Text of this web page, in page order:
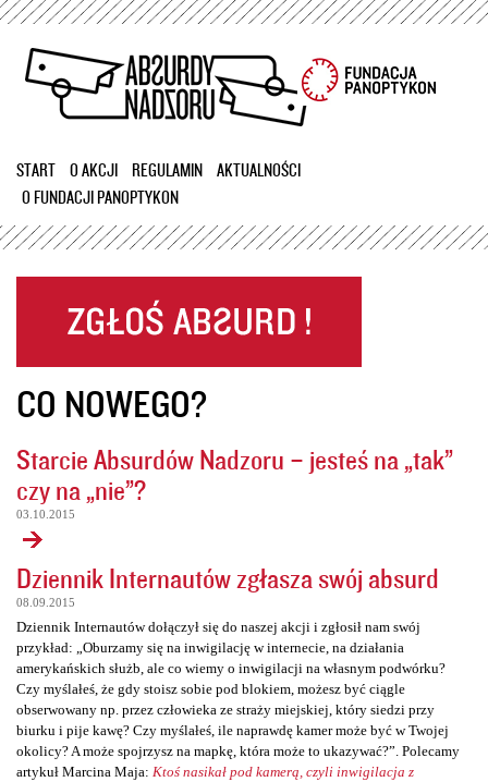
Przejdź
treści
START O AKCJI REGULAMIN
AKTUALNOŚCI
O FUNDACJI PANOPTYKON
CO NOWEGO?
Starcie Absurdów Nadzoru – jesteś na „tak”
czy na „nie”?
03.10.2015
Dziennik Internautów zgłasza swój absurd
08.09.2015
Dziennik Internautów dołączył się do naszej akcji i zgłosił nam swój
przykład: „Oburzamy się na inwigilację w internecie, na działania
amerykańskich służb, ale co wiemy o inwigilacji na własnym podwórku?
Czy myślałeś, że gdy stoisz sobie pod blokiem, możesz być ciągle
obserwowany np. przez człowieka ze straży miejskiej, który siedzi przy
biurku i pije kawę? Czy myślałeś, ile naprawdę kamer może być w Twojej
okolicy? A może spojrzysz na mapkę, która może to ukazywać?”. Polecamy
artykuł Marcina Maja: Ktoś nasikał pod kamerą, czyli inwigilacja z